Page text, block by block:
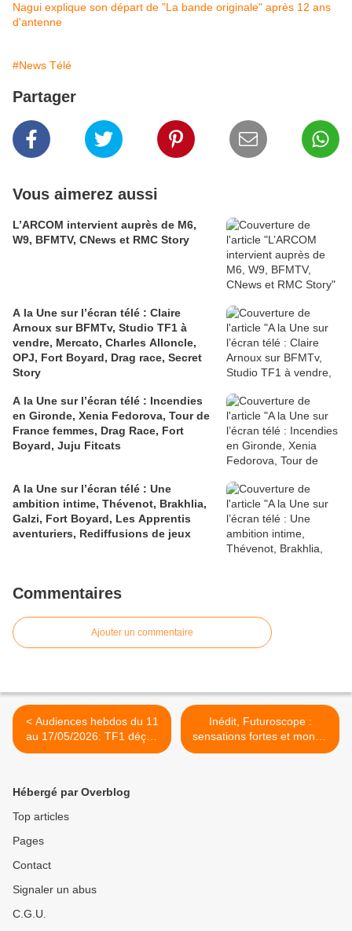
Nagui explique son départ de "La bande originale" après 12 ans
d'antenne
#News Télé
Partager
Vous aimerez aussi
L’ARCOM intervient auprès de M6,
W9, BFMTV, CNews et RMC Story
A la Une sur l’écran télé : Claire
Arnoux sur BFMTv, Studio TF1 à
vendre, Mercato, Charles Alloncle,
OPJ, Fort Boyard, Drag race, Secret
Story
A la Une sur l’écran télé : Incendies
en Gironde, Xenia Fedorova, Tour de
France femmes, Drag Race, Fort
Boyard, Juju Fitcats
A la Une sur l’écran télé : Une
ambition intime, Thévenot, Brakhlia,
Galzi, Fort Boyard, Les Apprentis
aventuriers, Rediffusions de jeux
Commentaires
Ajouter un commentaire
< Audiences hebdos du 11
au 17/05/2026: TF1 déçoit
fortement. Fr2 remonte. Fr3
Inédit, Futuroscope :
sensations fortes et monde
aquatique, les défis du
Hébergé par Overblog
Top articles
Pages
Contact
Signaler un abus
C.G.U.